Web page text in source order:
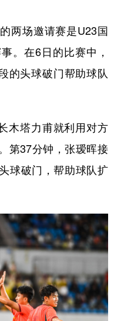
福建 江西
湖北 湖南
青海 宁夏
黑龙江
Français عربى
日本語
场邀请赛是U23国
。在6日的比赛中，
的头球破门帮助球队
塔力甫就利用对方
第37分钟，张瑷晖接
球破门，帮助球队扩